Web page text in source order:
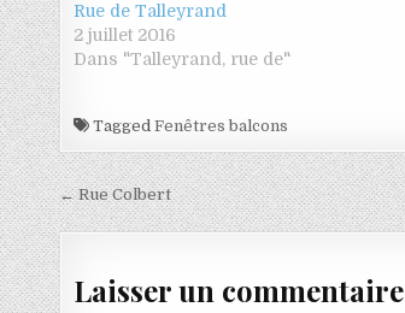
Rue de Talleyrand
2 juillet 2016
Dans "Talleyrand, rue de"
TaggedFenêtres balcons
Navigation de l’article
← Rue Colbert
Laisser un commentaire